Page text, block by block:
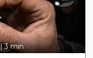
|3 min